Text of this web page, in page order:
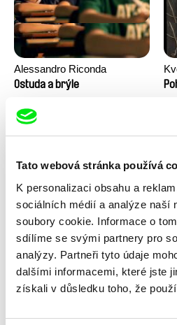
Tato webová stránka používá
K personalizaci obsahu a
sociálních médií a analýze naší
soubory cookie. Informace o
sdílíme se svými partnery pro
analýzy. Partneři tyto údaje
dalšími informacemi, které jste
získali v důsledku toho, že
Alessandro Riconda
Ostuda a brýle
Ru Kuwahata, Max Porter
Prázdný prostor